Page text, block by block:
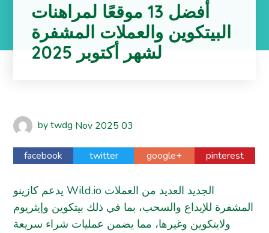
أفضل 13 موقعًا لمراهنات
البيتكوين والعملات المشفرة
لشهر أكتوبر 2025
by twdg Nov 2025 03
facebook twitter google+ pinterest
يدعم كازينو Wild.io الجديد العديد من العملات
المشفرة للإيداع والسحب، بما في ذلك بيتكوين وإيثريوم
ولايتكوين وغيرها، مما يضمن عمليات شراء سريعة